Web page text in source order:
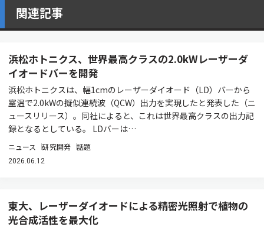
関連記事
浜松ホトニクス、世界最高クラスの2.0kWレーザーダ
イオードバーを開発
浜松ホトニクスは、幅1cmのレーザーダイオード（LD）バーから
室温で2.0kWの擬似連続波（QCW）出力を実現したと発表した（ニ
ュースリリース）。同社によると、これは世界最高クラスの出力記
録となるとしている。 LDバーは…
ニュース 研究開発 話題
2026.06.12
東大、レーザーダイオードによる精密光照射で植物の
光合成活性を最大化